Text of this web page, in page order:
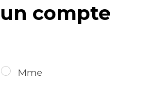
compte
Mme